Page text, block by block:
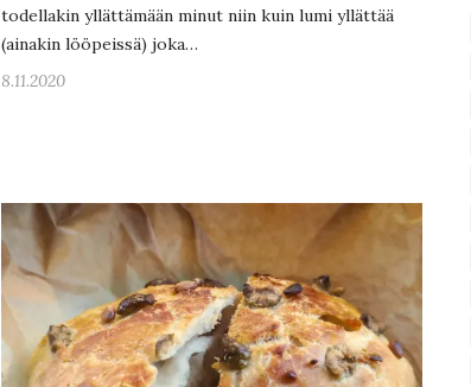
todellakin yllättämään minut niin kuin lumi yllättää
(ainakin lööpeissä) joka…
8.11.2020